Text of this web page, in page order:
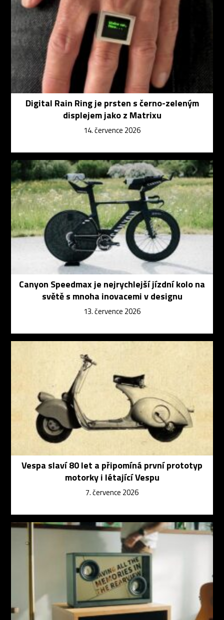
Digital Rain Ring je prsten s černo-zeleným
displejem jako z Matrixu
14. července 2026
Canyon Speedmax je nejrychlejší jízdní kolo na
světě s mnoha inovacemi v designu
13. července 2026
Vespa slaví 80 let a připomíná první prototyp
motorky i létající Vespu
7. července 2026